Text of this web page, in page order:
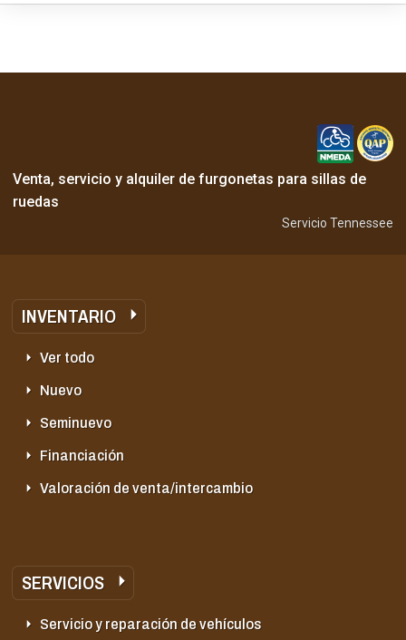
Venta, servicio y alquiler de furgonetas para sillas de
ruedas
Servicio Tennessee
INVENTARIO
Ver todo
Nuevo
Seminuevo
Financiación
Valoración de venta/intercambio
SERVICIOS
Servicio y reparación de vehículos